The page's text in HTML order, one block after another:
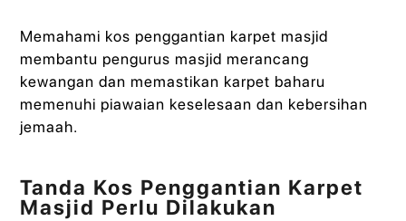
Memahami kos penggantian karpet masjid
membantu pengurus masjid merancang
kewangan dan memastikan karpet baharu
memenuhi piawaian keselesaan dan kebersihan
jemaah.
Tanda Kos Penggantian Karpet
Masjid Perlu Dilakukan